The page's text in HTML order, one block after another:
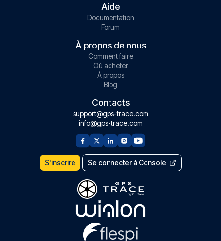
Aide
Documentation
Forum
À propos de nous
Comment faire
Où acheter
À propos
Blog
Contacts
support@gps-trace.com
info@gps-trace.com
S'inscrire Se connecter à Console